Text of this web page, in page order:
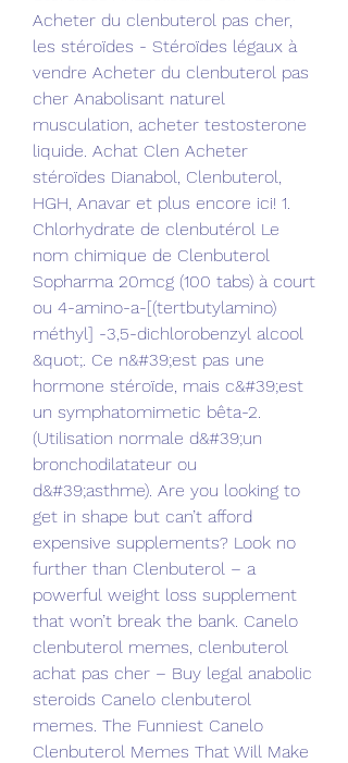
Acheter du clenbuterol pas cher,
les stéroïdes - Stéroïdes légaux à
vendre Acheter du clenbuterol pas
cher Anabolisant naturel
musculation, acheter testosterone
liquide. Achat Clen Acheter
stéroïdes Dianabol, Clenbuterol,
HGH, Anavar et plus encore ici! 1.
Chlorhydrate de clenbutérol Le
nom chimique de Clenbuterol
Sopharma 20mcg (100 tabs) à court
ou 4-amino-a-[(tertbutylamino)
méthyl] -3,5-dichlorobenzyl alcool
&quot;. Ce n&#39;est pas une
hormone stéroïde, mais c&#39;est
un symphatomimetic bêta-2.
(Utilisation normale d&#39;un
bronchodilatateur ou
d&#39;asthme). Are you looking to
get in shape but can’t afford
expensive supplements? Look no
further than Clenbuterol – a
powerful weight loss supplement
that won’t break the bank. Canelo
clenbuterol memes, clenbuterol
achat pas cher – Buy legal anabolic
steroids Canelo clenbuterol
memes. The Funniest Canelo
Clenbuterol Memes That Will Make